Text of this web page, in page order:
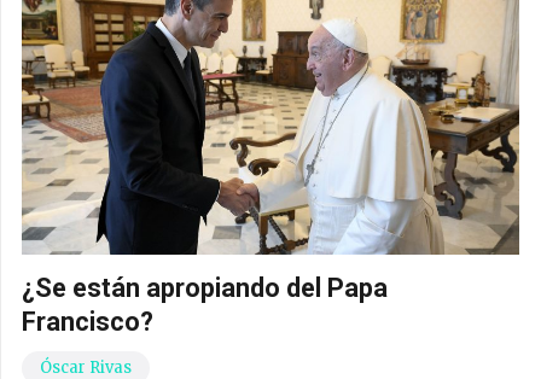
¿Se están apropiando del Papa
Francisco?
Óscar Rivas